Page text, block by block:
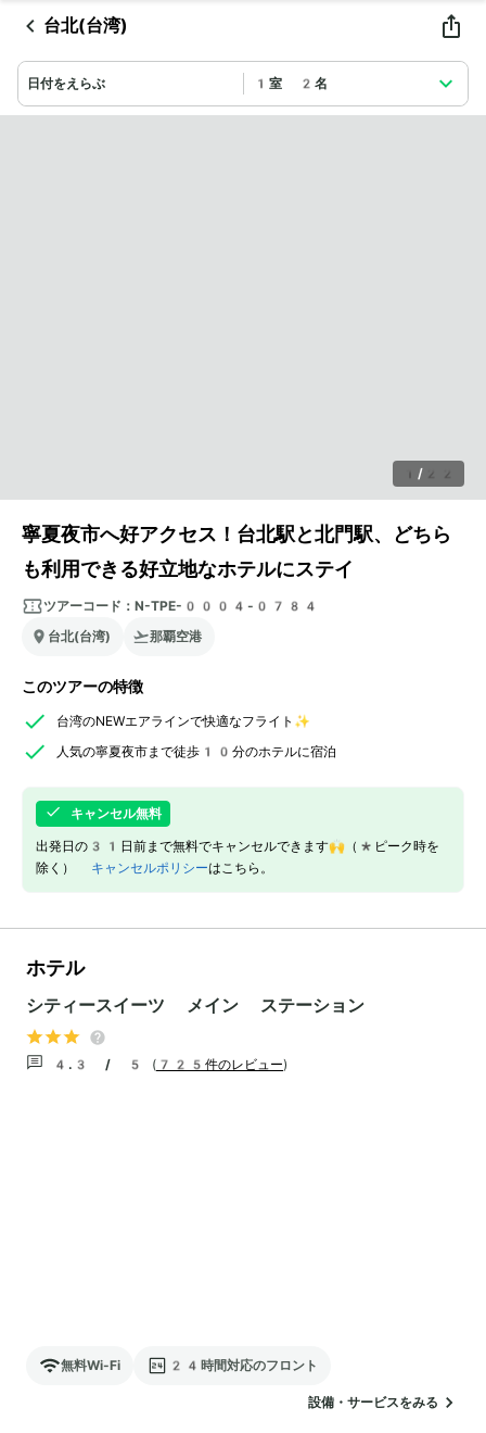
台北(台湾)
日付をえらぶ 1室 2名
1 / 22
寧夏夜市へ好アクセス！台北駅と北門駅、どちら
も利用できる好立地なホテルにステイ
ツアーコード： N-TPE-0004-0784
台北(台湾)
那覇空港
このツアーの特徴
台湾のNEWエアラインで快適なフライト✨
人気の寧夏夜市まで徒歩10分のホテルに宿泊
キャンセル無料
出発日の31日前まで無料でキャンセルできます🙌（*ピーク時を
除く） キャンセルポリシーはこちら。
ホテル
シティースイーツ メイン ステーション
4.3 / 5 ( 725件のレビュー)
無料Wi-Fi 24時間対応のフロント
設備・サービスをみる